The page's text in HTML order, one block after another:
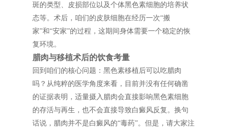
斑的类型、皮损部位以及个体黑色素细胞的培养状
态等。术后，咱们的皮肤细胞在经历一次“搬
家”和“安家”的过程，这期间身体需要一个稳定的恢
复环境。
腊肉与移植术后的饮食考量
回到咱们的核心问题：黑色素移植后可以吃腊肉
吗？从纯粹的医学角度来看，目前并没有任何确凿
的证据表明，适量摄入腊肉会直接影响黑色素细胞
的存活与再生，也不会直接导致白癜风反复。换句
话说，腊肉并不是白癜风的“毒药”。但是，请大家注